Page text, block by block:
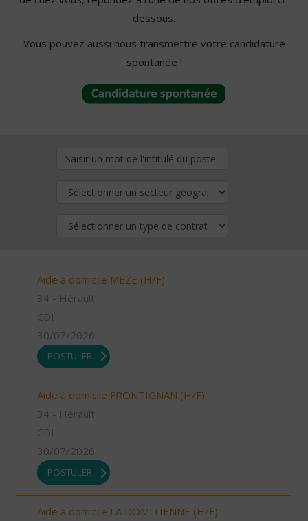
dessous.
Vous pouvez aussi nous transmettre votre candidature
spontanée !
Aide à domicile MEZE (H/F)
34 - Hérault
CDI
30/07/2026
POSTULER
Aide à domicile FRONTIGNAN (H/F)
34 - Hérault
CDI
30/07/2026
POSTULER
Aide à domicile LA DOMITIENNE (H/F)